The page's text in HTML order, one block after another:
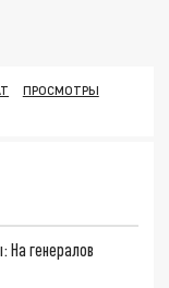
ПРОСМОТРЫ
На генералов